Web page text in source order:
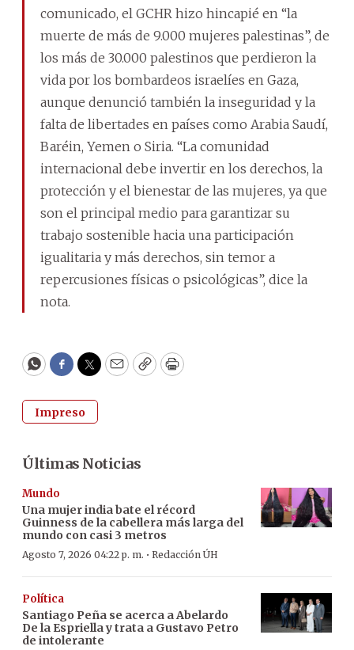
comunicado, el GCHR hizo hincapié en “la
muerte de más de 9.000 mujeres palestinas”, de
los más de 30.000 palestinos que perdieron la
vida por los bombardeos israelíes en Gaza,
aunque denunció también la inseguridad y la
falta de libertades en países como Arabia Saudí,
Baréin, Yemen o Siria. “La comunidad
internacional debe invertir en los derechos, la
protección y el bienestar de las mujeres, ya que
son el principal medio para garantizar su
trabajo sostenible hacia una participación
igualitaria y más derechos, sin temor a
repercusiones físicas o psicológicas”, dice la
nota.
WhatsApp
Facebook
Twitter
EmailCopyPrint
Impreso
Últimas Noticias
Mundo
Una mujer india bate el récord
Guinness de la cabellera más larga del
mundo con casi 3 metros
Agosto 7, 2026 04:22 p. m. · Redacción ÚH
Política
Santiago Peña se acerca a Abelardo
De la Espriella y trata a Gustavo Petro
de intolerante